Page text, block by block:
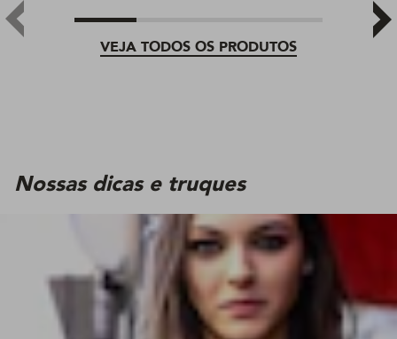
VEJA TODOS OS PRODUTOS
Nossas dicas e truques